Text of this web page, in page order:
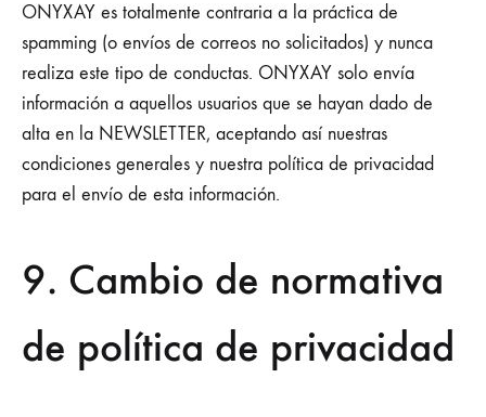
ONYXAY es totalmente contraria a la práctica de
spamming (o envíos de correos no solicitados) y nunca
realiza este tipo de conductas. ONYXAY solo envía
información a aquellos usuarios que se hayan dado de
alta en la NEWSLETTER, aceptando así nuestras
condiciones generales y nuestra política de privacidad
para el envío de esta información.
9. Cambio de normativa
de política de privacidad